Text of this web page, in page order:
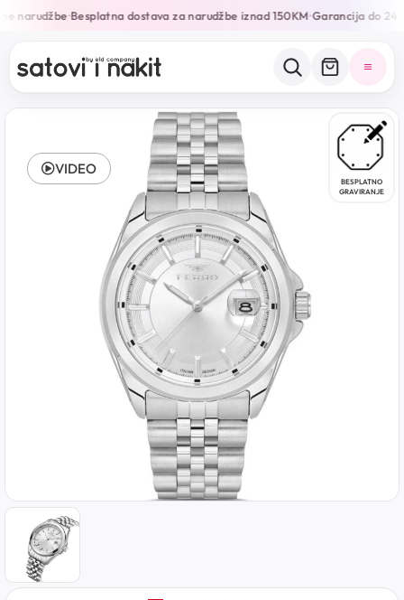
narudžbe•Besplatna dostava za narudžbe iznad 150KM•Garancija do 24
BESPLATNO
GRAVIRANJE
VIDEO